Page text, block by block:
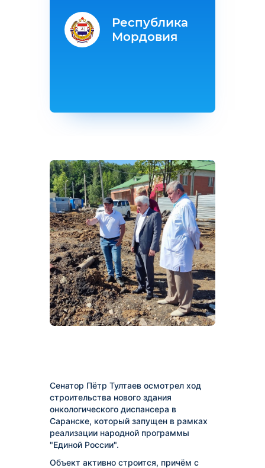
Сенатор Пётр Тултаев осмотрел ход
строительства нового здания
онкологического диспансера в
Саранске, который запущен в рамках
реализации народной программы
"Единой России".
Объект активно строится, причём с
Республика
Мордовия